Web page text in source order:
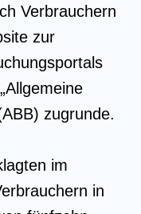
Verbrauchern
zur
zugrunde.
im
in